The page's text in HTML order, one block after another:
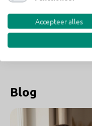
Blog
Accepteer alles